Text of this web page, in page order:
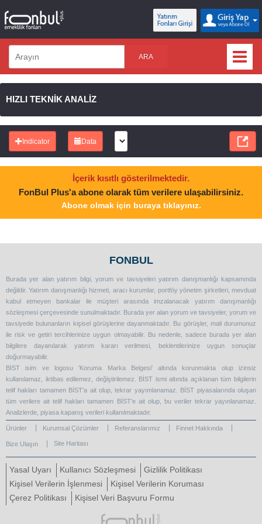
ARA
HIZLI TEKNİK ANALİZ
Indicator Data
İçerik kısıtlı gösterilmektedir.
FonBul Plus'a abone olarak tüm verilere ulaşabilirsiniz.
Abone olmak için buraya tıklayınız.
FONBUL
Burada yer alan yatırım bilgi, yorum ve tavsiyeleri yatırım danışmanlığı kapsamında
değildir. Yatırım danışmanlığı hizmeti, aracı kurumlar, portföy yönetim şirketleri, mevduat
kabul etmeyen bankalar ile müşteri arasında imzalanacak yatırım danışmanlığı
sözleşmesi çerçevesinde sunulmaktadır. Burada yer alan yorum ve tavsiyeler, yorum ve
tavsiyede bulunanların kişisel görüşlerine dayanmaktadır. Bu görüşler, mali durumunuz
ile risk ve getiri tercihlerinize uygun olmayabilir. Bu nedenle, sadece burada yer alan
bilgilere dayanılarak yatırım kararı verilmesi, beklentilerinize uygun sonuçlar
doğurmayabilir.
BİST isim ve logosu 'Koruma Marka Belgesi' altında korunmakta olup izinsiz
kullanılamaz, iktibas edilemez, değiştirilemez. BİST ismi altında açıklanan tüm bilgilerin
telif hakları tamamen BİST'a ait olup, tekrar yayımlanamaz. BİST piyasalarında oluşan
tüm verilere ait telif hakları tamamen BİST’e ait olup, bu veriler tekrar yayınlanamaz.
Analizlerde, piyasa kapanış verileri kullanılmaktadır.
Ürünler Kurumsal Çözümler Referanslarımız Finnet Hakkında
Bize Ulaşın Site Haritası
Yasal Uyarı Kullanıcı Sözleşmesi
Gizlilik Politikası
Kişisel Verilerin İşlenmesi
Kişisel Verilerin Koruması
Çerez Politikası
Kişisel Veri Başvuru Formu